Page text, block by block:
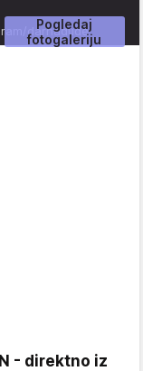
Pogledaj
fotogaleriju
darnadude
- direktno iz